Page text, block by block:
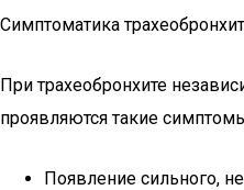
Симптоматика
При трахеобронхите
проявляются такие
Появление сильного,